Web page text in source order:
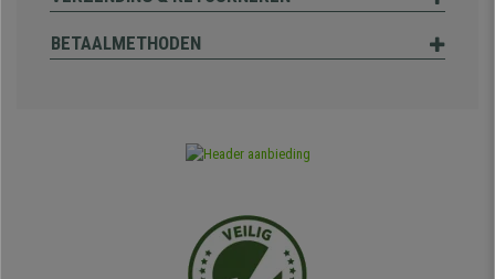
BETAALMETHODEN